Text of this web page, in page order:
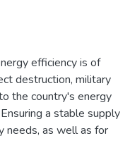
efficiency is of
destruction, military
the country's energy
a stable supply
needs, as well as for